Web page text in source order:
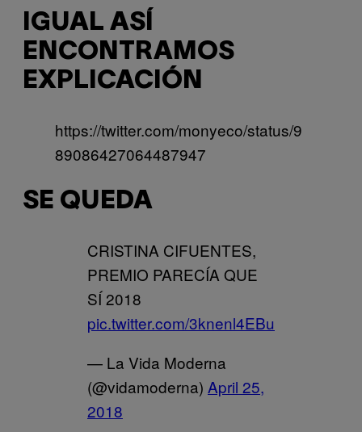
IGUAL ASÍ
ENCONTRAMOS
EXPLICACIÓN
https://twitter.com/monyeco/status/9
89086427064487947
SE QUEDA
CRISTINA CIFUENTES,
PREMIO PARECÍA QUE
SÍ 2018
pic.twitter.com/3knenl4EBu
— La Vida Moderna
(@vidamoderna) April 25,
2018